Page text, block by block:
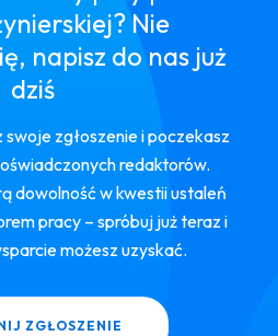
Nie
napisz do nas już
dziś
zgłoszenie i poczekasz
redaktorów.
dowolność w kwestii ustaleń
pracy – spróbuj już teraz i
możesz uzyskać.
ZGŁOSZENIE